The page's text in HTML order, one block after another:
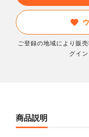
ご登録の地域により販
グイ
商品説明